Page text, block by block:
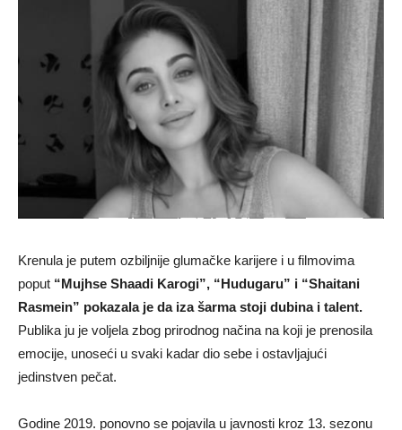
Krenula je putem ozbiljnije glumačke karijere i u filmovima
poput “Mujhse Shaadi Karogi”, “Hudugaru” i “Shaitani
Rasmein” pokazala je da iza šarma stoji dubina i talent.
Publika ju je voljela zbog prirodnog načina na koji je prenosila
emocije, unoseći u svaki kadar dio sebe i ostavljajući
jedinstven pečat.
Godine 2019. ponovno se pojavila u javnosti kroz 13. sezonu